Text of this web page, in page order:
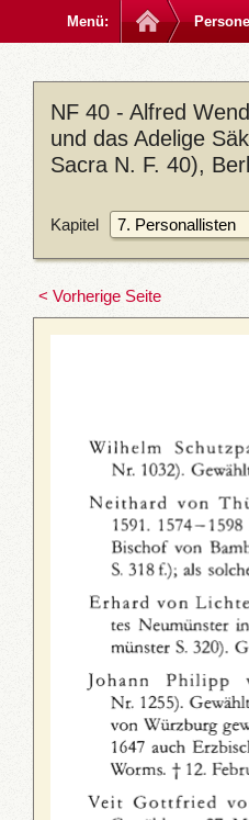
Menü:
NF 40 - Alfred
und das Adelige
Sacra N. F. 40),
Kapitel
< Vorherige Seite